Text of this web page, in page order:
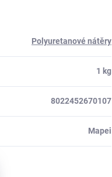
Polyuretanové nátěry
1 kg
8022452670107
Mapei